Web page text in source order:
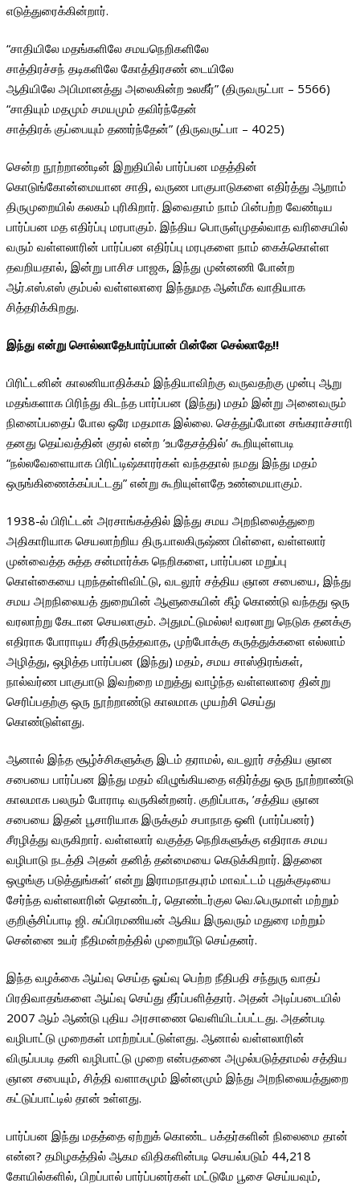
எடுத்துரைக்கின்றார்.
“சாதியிலே மதங்களிலே சமயநெறிகளிலே
சாத்திரச்சந் தடிகளிலே கோத்திரசண் டையிலே
ஆதியிலே அபிமானத்து அலைகின்ற உலகீர்” (திருவருட்பா – 5566)
“சாதியும் மதமும் சமயமும் தவிர்ந்தேன்
சாத்திரக் குப்பையும் தணர்ந்தேன்” (திருவருட்பா – 4025)
சென்ற நூற்றாண்டின் இறுதியில் பார்ப்பன மதத்தின்
கொடுங்கோன்மையான சாதி, வருண பாகுபாடுகளை எதிர்த்து ஆறாம்
திருமுறையில் கலகம் புரிகிறார். இவைதாம் நாம் பின்பற்ற வேண்டிய
பார்ப்பன மத எதிர்ப்பு மரபாகும். இந்திய பொருள்முதல்வாத வரிசையில்
வரும் வள்ளலாரின் பார்ப்பன எதிர்ப்பு மரபுகளை நாம் கைக்கொள்ள
தவறியதால், இன்று பாசிச பாஜக, இந்து முன்னணி போன்ற
ஆர்.எஸ்.எஸ் கும்பல் வள்ளலாரை இந்துமத ஆன்மீக வாதியாக
சித்தரிக்கிறது.
இந்து என்று சொல்லாதே!பார்ப்பான் பின்னே செல்லாதே!!
பிரிட்டனின் காலனியாதிக்கம் இந்தியாவிற்கு வருவதற்கு முன்பு ஆறு
மதங்களாக பிரிந்து கிடந்த பார்ப்பன (இந்து) மதம் இன்று அனைவரும்
நினைப்பதைப் போல ஒரே மதமாக இல்லை. செத்துப்போன சங்கராச்சாரி
தனது தெய்வத்தின் குரல் என்ற ’உபதேசத்தில்’ கூறியுள்ளபடி
“நல்லவேளையாக பிரிட்டிஷ்காரர்கள் வந்ததால் நமது இந்து மதம்
ஒருங்கிணைக்கப்பட்டது” என்று கூறியுள்ளதே உண்மையாகும்.
1938-ல் பிரிட்டன் அரசாங்கத்தில் இந்து சமய அறநிலைத்துறை
அதிகாரியாக செயலாற்றிய திரு.பாலகிருஷ்ண பிள்ளை, வள்ளலார்
முன்வைத்த சுத்த சன்மார்க்க நெறிகளை, பார்ப்பன மறுப்பு
கொள்கையை புறந்தள்ளிவிட்டு, வடலூர் சத்திய ஞான சபையை, இந்து
சமய அறநிலையத் துறையின் ஆளுகையின் கீழ் கொண்டு வந்தது ஒரு
வரலாற்று கேடான செயலாகும். அதுமட்டுமல்ல! வரலாறு நெடுக தனக்கு
எதிராக போராடிய சீர்திருத்தவாத, முற்போக்கு கருத்துக்களை எல்லாம்
அழித்து, ஒழித்த பார்ப்பன (இந்து) மதம், சமய சாஸ்திரங்கள்,
நால்வர்ண பாகுபாடு இவற்றை மறுத்து வாழ்ந்த வள்ளலாரை தின்று
செரிப்பதற்கு ஒரு நூற்றாண்டு காலமாக முயற்சி செய்து
கொண்டுள்ளது.
ஆனால் இந்த சூழ்ச்சிகளுக்கு இடம் தராமல், வடலூர் சத்திய ஞான
சபையை பார்ப்பன இந்து மதம் விழுங்கியதை எதிர்த்து ஒரு நூற்றாண்டு
காலமாக பலரும் போராடி வருகின்றனர். குறிப்பாக, ’சத்திய ஞான
சபையை இதன் பூசாரியாக இருக்கும் சபாநாத ஒளி (பார்ப்பனர்)
சீரழித்து வருகிறார். வள்ளலார் வகுத்த நெறிகளுக்கு எதிராக சமய
வழிபாடு நடத்தி அதன் தனித் தன்மையை கெடுக்கிறார். இதனை
ஒழுங்கு படுத்துங்கள்’ என்று இராமநாதபுரம் மாவட்டம் புதுக்குடியை
சேர்ந்த வள்ளலாரின் தொண்டர், தொண்டர்குல வெ.பெருமாள் மற்றும்
குறிஞ்சிப்பாடி ஜி. சுப்பிரமணியன் ஆகிய இருவரும் மதுரை மற்றும்
சென்னை உயர் நீதிமன்றத்தில் முறையீடு செய்தனர்.
இந்த வழக்கை ஆய்வு செய்த ஓய்வு பெற்ற நீதிபதி சந்துரு வாதப்
பிரதிவாதங்களை ஆய்வு செய்து தீர்ப்பளித்தார். அதன் அடிப்படையில்
2007 ஆம் ஆண்டு புதிய அரசாணை வெளியிடப்பட்டது. அதன்படி
வழிபாட்டு முறைகள் மாற்றப்பட்டுள்ளது. ஆனால் வள்ளலாரின்
விருப்பபடி தனி வழிபாட்டு முறை என்பதனை அமுல்படுத்தாமல் சத்திய
ஞான சபையும், சித்தி வளாகமும் இன்னமும் இந்து அறநிலையத்துறை
கட்டுப்பாட்டில் தான் உள்ளது.
பார்ப்பன இந்து மதத்தை ஏற்றுக் கொண்ட பக்தர்களின் நிலைமை தான்
என்ன? தமிழகத்தில் ஆகம விதிகளின்படி செயல்படும் 44,218
கோயில்களில், பிறப்பால் பார்ப்பனர்கள் மட்டுமே பூசை செய்யவும்,